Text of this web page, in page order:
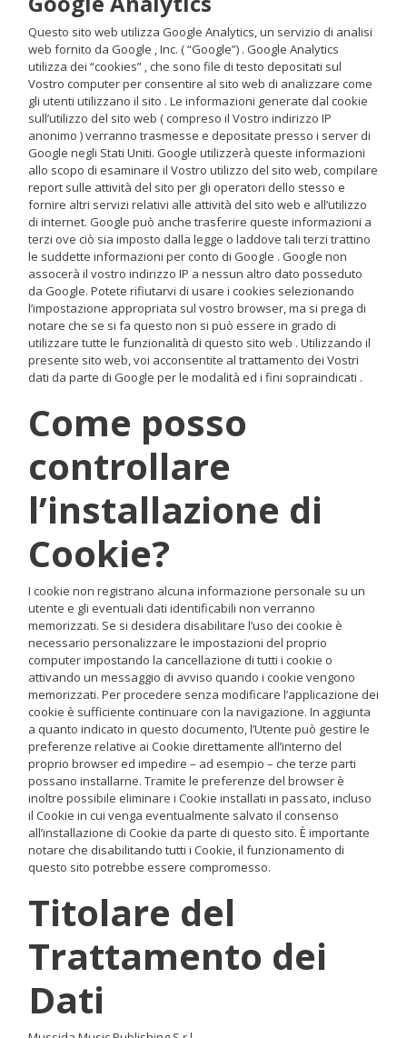
Questo sito web utilizza Google Analytics, un servizio di analisi
web fornito da Google , Inc. ( “Google”) . Google Analytics
utilizza dei “cookies” , che sono file di testo depositati sul
Vostro computer per consentire al sito web di analizzare come
gli utenti utilizzano il sito . Le informazioni generate dal cookie
sull’utilizzo del sito web ( compreso il Vostro indirizzo IP
anonimo ) verranno trasmesse e depositate presso i server di
Google negli Stati Uniti. Google utilizzerà queste informazioni
allo scopo di esaminare il Vostro utilizzo del sito web, compilare
report sulle attività del sito per gli operatori dello stesso e
fornire altri servizi relativi alle attività del sito web e all’utilizzo
di internet. Google può anche trasferire queste informazioni a
terzi ove ciò sia imposto dalla legge o laddove tali terzi trattino
le suddette informazioni per conto di Google . Google non
assocerà il vostro indirizzo IP a nessun altro dato posseduto
da Google. Potete rifiutarvi di usare i cookies selezionando
l’impostazione appropriata sul vostro browser, ma si prega di
notare che se si fa questo non si può essere in grado di
utilizzare tutte le funzionalità di questo sito web . Utilizzando il
presente sito web, voi acconsentite al trattamento dei Vostri
dati da parte di Google per le modalità ed i fini sopraindicati .
Come posso
controllare
l’installazione di
Cookie?
I cookie non registrano alcuna informazione personale su un
utente e gli eventuali dati identificabili non verranno
memorizzati. Se si desidera disabilitare l’uso dei cookie è
necessario personalizzare le impostazioni del proprio
computer impostando la cancellazione di tutti i cookie o
attivando un messaggio di avviso quando i cookie vengono
memorizzati. Per procedere senza modificare l’applicazione dei
cookie è sufficiente continuare con la navigazione. In aggiunta
a quanto indicato in questo documento, l’Utente può gestire le
preferenze relative ai Cookie direttamente all’interno del
proprio browser ed impedire – ad esempio – che terze parti
possano installarne. Tramite le preferenze del browser è
inoltre possibile eliminare i Cookie installati in passato, incluso
il Cookie in cui venga eventualmente salvato il consenso
all’installazione di Cookie da parte di questo sito. È importante
notare che disabilitando tutti i Cookie, il funzionamento di
questo sito potrebbe essere compromesso.
Titolare del
Trattamento dei
Dati